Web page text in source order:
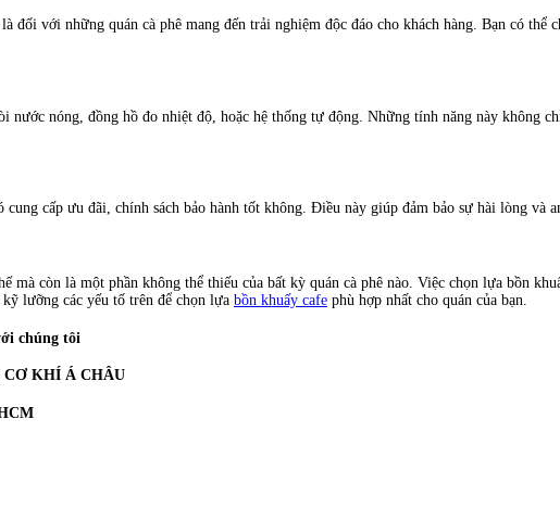
đối với những quán cà phê mang đến trải nghiệm độc đáo cho khách hàng. Bạn có
nước nóng, đồng hồ đo nhiệt độ, hoặc hệ thống tự động. Những tính năng này không
cấp ưu đãi, chính sách bảo hành tốt không. Điều này giúp đảm bảo sự hài lòng và
mà còn là một phần không thể thiếu của bất kỳ quán cà phê nào. Việc chọn lựa bồn
lưỡng các yếu tố trên để chọn lựa bồn khuấy cafe phù hợp nhất cho quán của bạn.
chúng tôi
CƠ KHÍ Á CHÂU